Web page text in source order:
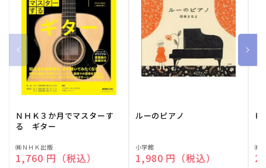
ＮＨＫ３か月でマスターす
る ギター
販
売
㈱ＮＨＫ出版
通常価格
1,760 円（税込）
ルーのピアノ
販
売
小学館
通常価格
1,980 円（税込）
ピ
販
売
㈱